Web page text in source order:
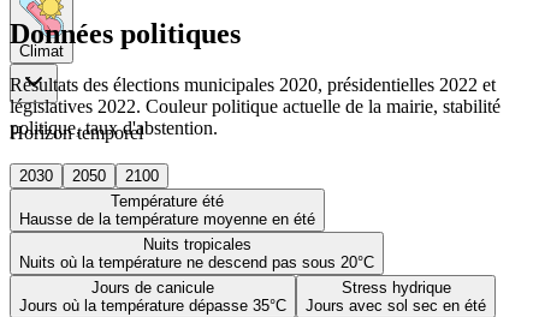
Climat
Horizon temporel
2030 2050
2100
Température été
Hausse de la température moyenne en été
Nuits tropicales
Nuits où la température ne descend pas sous 20°C
Jours de canicule
Jours où la température dépasse 35°C
Stress hydrique
Jours avec sol sec en été
Données politiques
Résultats des élections municipales 2020, présidentielles 2022 et
législatives 2022. Couleur politique actuelle de la mairie, stabilité
politique, taux d'abstention.